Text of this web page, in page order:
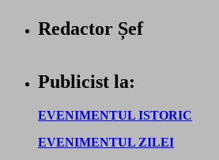
Redactor Șef
Publicist la:
EVENIMENTUL ISTORIC
EVENIMENTUL ZILEI